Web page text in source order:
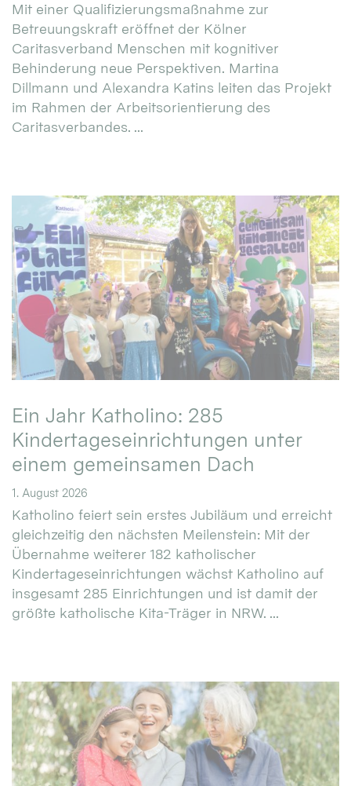
Mit einer Qualifizierungsmaßnahme zur
Betreuungskraft eröffnet der Kölner
Caritasverband Menschen mit kognitiver
Behinderung neue Perspektiven. Martina
Dillmann und Alexandra Katins leiten das Projekt
im Rahmen der Arbeitsorientierung des
Caritasverbandes. ...
Ein Jahr Katholino: 285
Kindertageseinrichtungen unter
einem gemeinsamen Dach
1. August 2026
Katholino feiert sein erstes Jubiläum und erreicht
gleichzeitig den nächsten Meilenstein: Mit der
Übernahme weiterer 182 katholischer
Kindertageseinrichtungen wächst Katholino auf
insgesamt 285 Einrichtungen und ist damit der
größte katholische Kita-Träger in NRW. ...